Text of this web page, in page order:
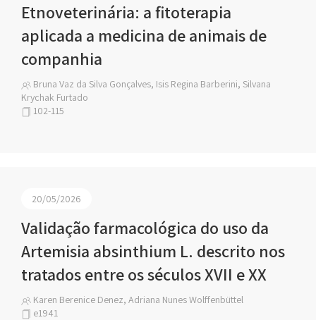
Etnoveterinária: a fitoterapia
aplicada a medicina de animais de
companhia
Bruna Vaz da Silva Gonçalves, Isis Regina Barberini, Silvana
Krychak Furtado
102-115
20/05/2026
Validação farmacológica do uso da
Artemisia absinthium L. descrito nos
tratados entre os séculos XVII e XX
Karen Berenice Denez, Adriana Nunes Wolffenbüttel
e1941